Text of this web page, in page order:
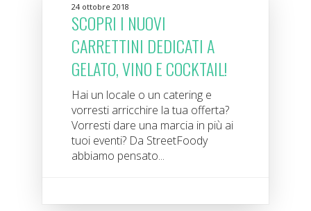
24 ottobre 2018
SCOPRI I NUOVI
CARRETTINI DEDICATI A
GELATO, VINO E COCKTAIL!
Hai un locale o un catering e
vorresti arricchire la tua offerta?
Vorresti dare una marcia in più ai
tuoi eventi? Da StreetFoody
abbiamo pensato...